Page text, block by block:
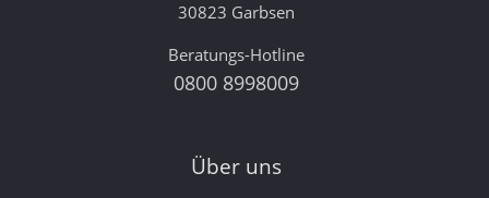
30823 Garbsen
Beratungs-Hotline
0800 8998009
Über uns